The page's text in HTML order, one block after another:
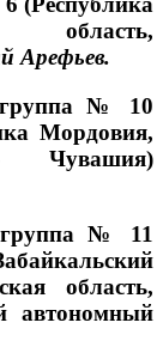
область,
Арефьев.
№ 10
Мордовия,
Чувашия)
№ 11
область,
автономный